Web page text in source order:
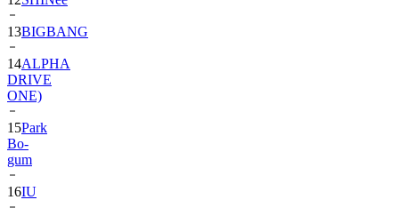
13BIGBANG
14ALPHA
DRIVE
ONE)
15Park
Bo-
gum
16IU